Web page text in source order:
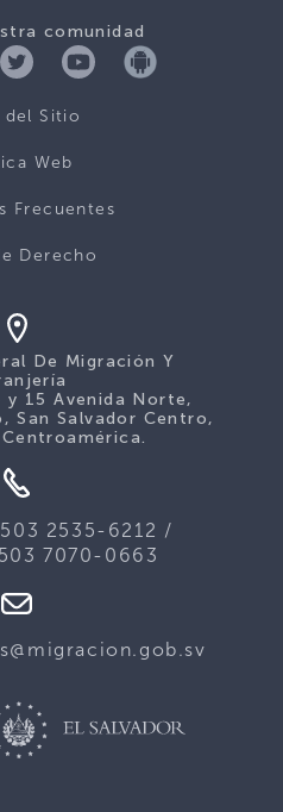
comunidad
del Sitio
Web
Frecuentes
Derecho
De Migración Y
y 15 Avenida Norte,
San Salvador Centro,
2535-6212 /
7070-0663